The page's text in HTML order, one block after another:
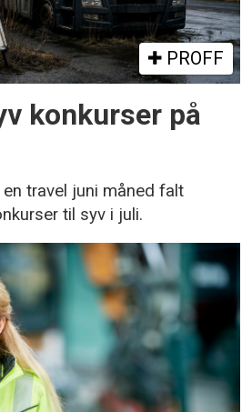
PROFF
konkurser på
en travel juni måned falt
til syv i juli.